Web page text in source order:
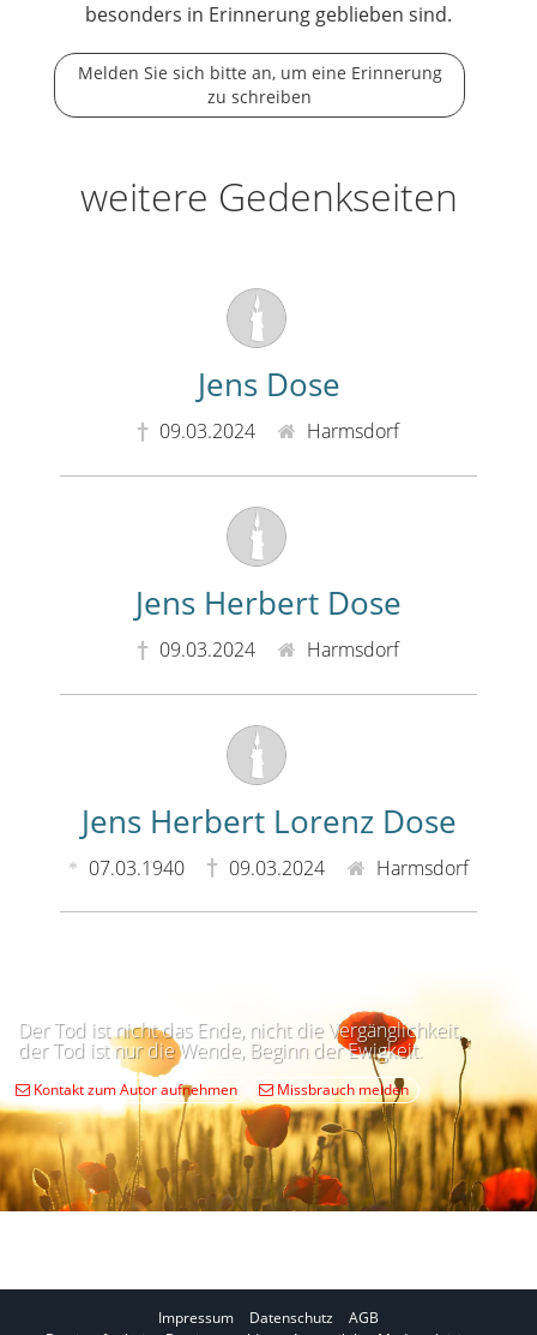
besonders in Erinnerung geblieben sind.
Melden Sie sich bitte an, um eine Erinnerung
zu schreiben
weitere Gedenkseiten
Jens Dose
09.03.2024 Harmsdorf
Jens Herbert Dose
09.03.2024 Harmsdorf
Jens Herbert Lorenz Dose
07.03.1940 09.03.2024 Harmsdorf
Der Tod ist nicht das Ende, nicht die Vergänglichkeit,
der Tod ist nur die Wende, Beginn der Ewigkeit.
Kontakt zum Autor aufnehmen Missbrauch melden
Impressum Datenschutz
AGB